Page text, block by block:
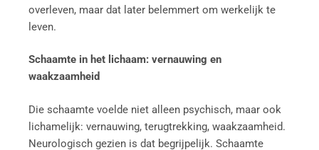
overleven, maar dat later belemmert om werkelijk te
leven.
Schaamte in het lichaam: vernauwing en
waakzaamheid
Die schaamte voelde niet alleen psychisch, maar ook
lichamelijk: vernauwing, terugtrekking, waakzaamheid.
Neurologisch gezien is dat begrijpelijk. Schaamte